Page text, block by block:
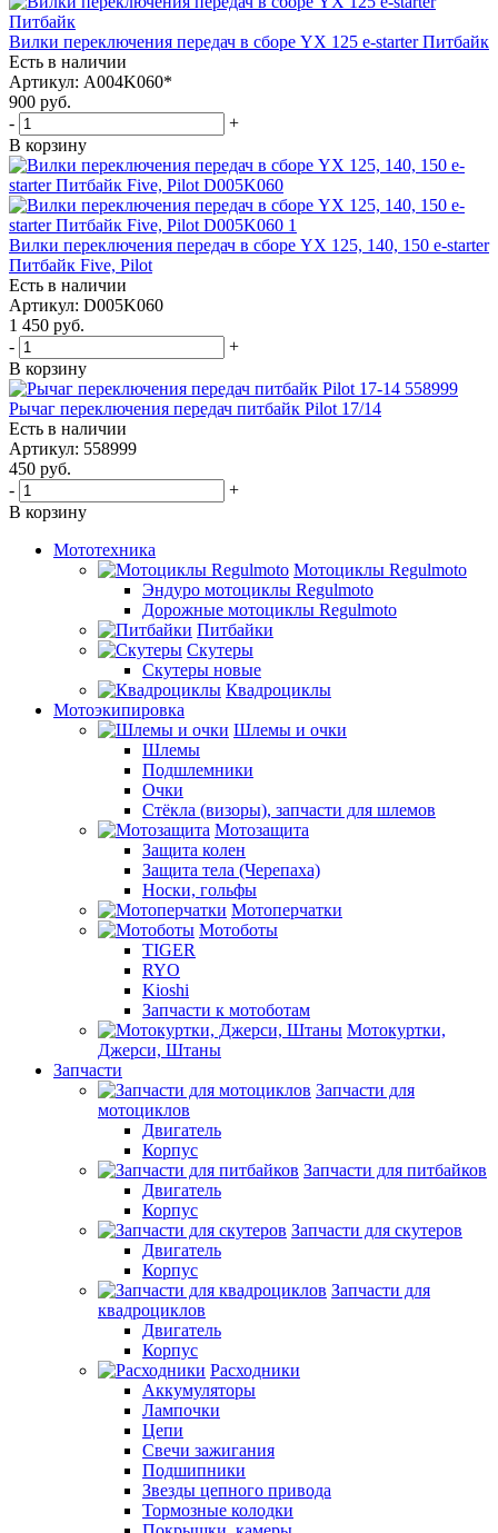
Вилки переключения передач в сборе YX 125 e-starter Питбайк
Есть в наличии
Артикул: A004K060*
900 руб.
-
+
В корзину
Вилки переключения передач в сборе YX 125, 140, 150 e-starter
Питбайк Five, Pilot
Есть в наличии
Артикул: D005K060
1 450 руб.
-
+
В корзину
Рычаг переключения передач питбайк Pilot 17/14
Есть в наличии
Артикул: 558999
450 руб.
-
+
В корзину
Мототехника
Мотоциклы Regulmoto
Эндуро мотоциклы Regulmoto
Дорожные мотоциклы Regulmoto
Питбайки
Скутеры
Скутеры новые
Квадроциклы
Мотоэкипировка
Шлемы и очки
Шлемы
Подшлемники
Очки
Стёкла (визоры), запчасти для шлемов
Мотозащита
Защита колен
Защита тела (Черепаха)
Носки, гольфы
Мотоперчатки
Мотоботы
TIGER
RYO
Kioshi
Запчасти к мотоботам
Мотокуртки,
Джерси, Штаны
Запчасти
Запчасти для
мотоциклов
Двигатель
Корпус
Запчасти для питбайков
Двигатель
Корпус
Запчасти для скутеров
Двигатель
Корпус
Запчасти для
квадроциклов
Двигатель
Корпус
Расходники
Аккумуляторы
Лампочки
Цепи
Свечи зажигания
Подшипники
Звезды цепного привода
Тормозные колодки